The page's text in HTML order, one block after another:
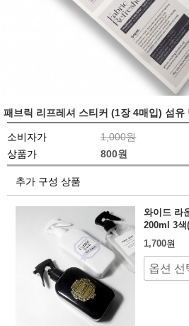
패브릭 리프레셔 스티커 (1장 4매입) 섬유
소비자가
1,000원
상품가
800원
추가 구성 상품
와이드 라
200ml 3색
1,700원